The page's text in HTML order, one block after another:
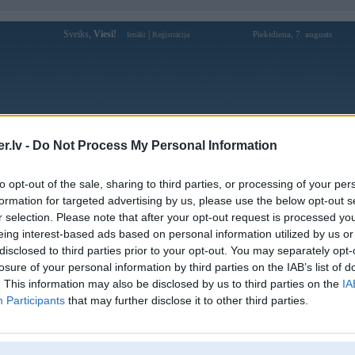
- Do Not Process My Personal Information
opt-out of the sale, sharing to third parties, or processing of your
for targeted advertising by us, please use the below opt-out
selection. Please note that after your opt-out request is processed
interest-based ads based on personal information utilized by us
to third parties prior to your opt-out. You may separately
of your personal information by third parties on the IAB’s list of
This information may also be disclosed by us to third parties on the
Participants that may further disclose it to other third parties.
Sveiks, Viesi! Ienākt Reģistrācija Piektdiena, 7. augusts
Forums Galerijas Reģistrācija Lietotāji
Lietotāja tk88tvn3 profils
Lietotājvārds:
tk88tvn3
Ziņojumi forumā:
0
Pēdējie ziņojumi forumā